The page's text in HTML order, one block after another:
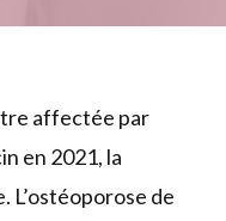
affectée par
en 2021, la
L’ostéoporose de